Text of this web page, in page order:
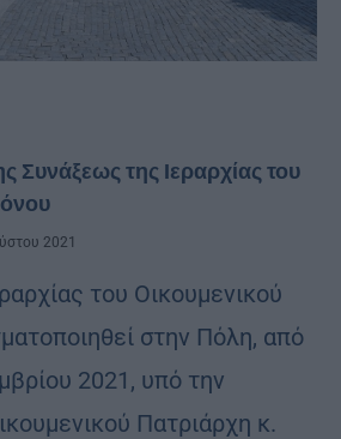
Συνάξεως της Ιεραρχίας του
2021
του Οικουμενικού
στην Πόλη, από
2021, υπό την
Πατριάρχη κ.